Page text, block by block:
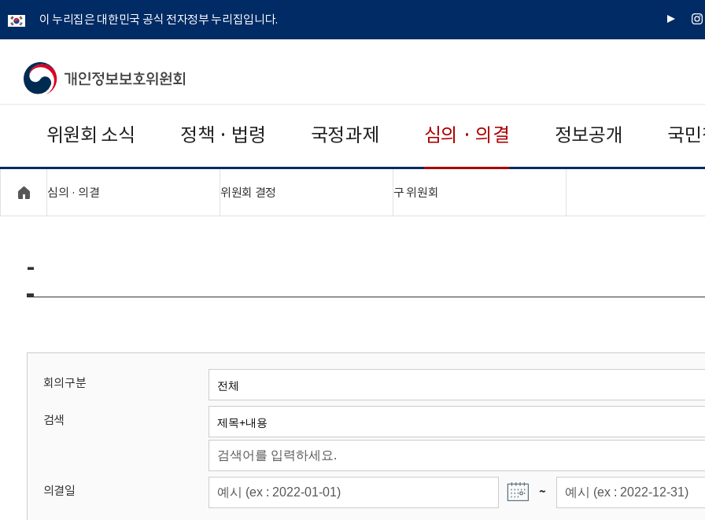
이 누리집은 대한민국 공식 전자정부 누리집입니다.
유
인
개
보
보
위
회
위원회 소식 정책 · 법령 국정과제 심의 · 의결 정보공개 국
심의 · 의결 위원회 결정 구 위원회
-
회의구분
검색
의결일 ~